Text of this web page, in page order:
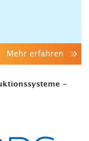
Mehr erfahren
-